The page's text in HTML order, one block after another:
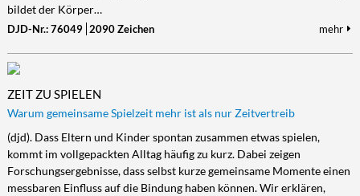
bildet der Körper…
DJD-Nr.: 76049 2090 Zeichen mehr
ZEIT ZU SPIELEN
Warum gemeinsame Spielzeit mehr ist als nur Zeitvertreib
(djd). Dass Eltern und Kinder spontan zusammen etwas spielen,
kommt im vollgepackten Alltag häufig zu kurz. Dabei zeigen
Forschungsergebnisse, dass selbst kurze gemeinsame Momente einen
messbaren Einfluss auf die Bindung haben können. Wir erklären,